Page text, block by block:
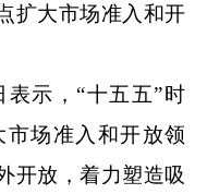
大市场准入和开
示，“十五五”时
场准入和开放领
开放，着力塑造吸